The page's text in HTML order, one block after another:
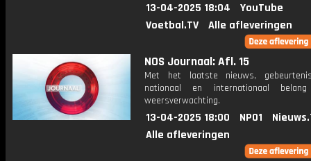
13-04-2025 18:04
YouTube
Voetbal.TV
Alle afleveringen
NOS Journaal: Afl. 15
Met het laatste nieuws,
nationaal en internationaal
weersverwachting.
13-04-2025 18:00 NPO1
Alle afleveringen